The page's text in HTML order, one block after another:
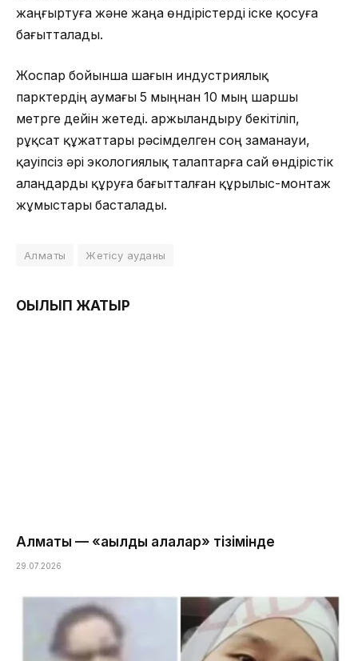
жаңғыртуға және жаңа өндірістерді іске қосуға
бағытталады.
Жоспар бойынша шағын индустриялық
парктердің аумағы 5 мыңнан 10 мың шаршы
метрге дейін жетеді. Қаржыландыру бекітіліп,
рұқсат құжаттары рәсімделген соң заманауи,
қауіпсіз әрі экологиялық талаптарға сай өндірістік
алаңдарды құруға бағытталған құрылыс-монтаж
жұмыстары басталады.
Алматы Жетісу ауданы
ОҚЫЛЫП ЖАТЫР
Алматы — «ақылды қалалар» тізімінде
29.07.2026